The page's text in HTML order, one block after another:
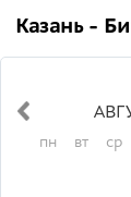
Казань -
пн вт ср